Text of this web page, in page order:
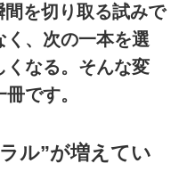
を切り取る試みで
く、次の一本を選
くなる。そんな変
です。
ル”が増えてい